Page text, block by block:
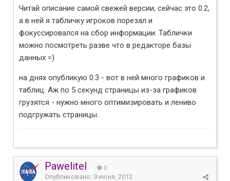
Читай описание самой свежей версии, сейчас это 0.2,
а в ней я табличку игроков порезал и
фокуссировался на сбор информации. Таблички
можно посмотреть разве что в редакторе базы
данных =)
на днях опубликую 0.3 - вот в ней много графиков и
таблиц. Аж по 5 секунд страницы из-за графиков
грузятся - нужно много оптимизировать и лениво
подгружать страницы.
Pawelitel 0
Опубликовано: 9 июня, 2012